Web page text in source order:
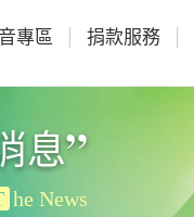
專區 捐款服務
息”
he News